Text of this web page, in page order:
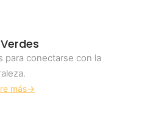
para conectarse con la
más->